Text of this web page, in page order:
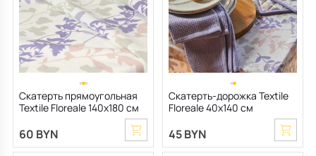
Скатерть прямоугольная
Textile Floreale 140х180 см
60 BYN
Скатерть-дорожка Textile
Floreale 40х140 см
45 BYN